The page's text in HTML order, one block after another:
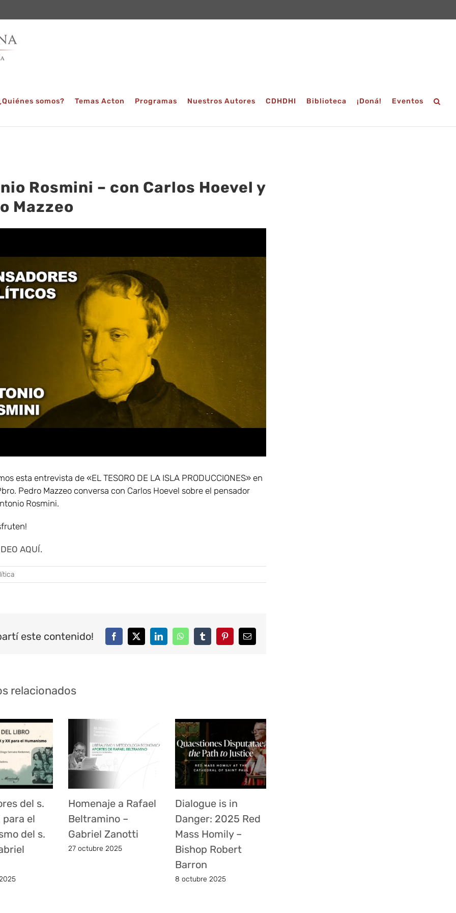
somos? Temas Acton Programas Nuestros Autores CDHDHI Biblioteca ¡Doná! Eventos
Rosmini – con Carlos Hoevel y
Mazzeo
esta entrevista de «EL TESORO DE LA ISLA PRODUCCIONES» en
Pedro Mazzeo conversa con Carlos Hoevel sobre el pensador
Rosmini.
AQUÍ.
este contenido! FacebookTwitterLinkedInWhatsAppTumblrPinterestCorreo
electrónico
relacionados
del s.
para el
del s.
Homenaje a Rafael
Beltramino –
Gabriel Zanotti
27 octubre 2025
Dialogue is in
Danger: 2025 Red
Mass Homily –
Bishop Robert
Barron
8 octubre 2025